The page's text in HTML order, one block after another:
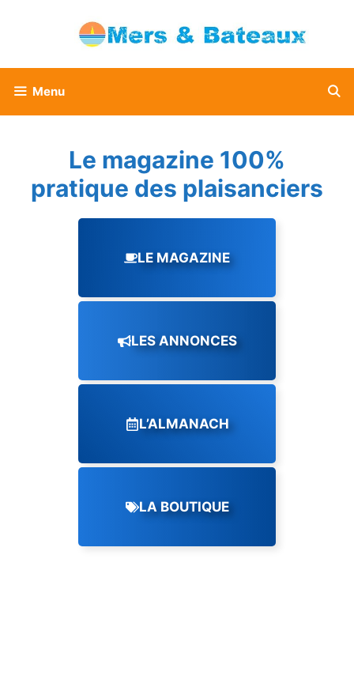
Menu
Le magazine 100%
pratique des plaisanciers
LE MAGAZINE
LES ANNONCES
L’ALMANACH
LA BOUTIQUE